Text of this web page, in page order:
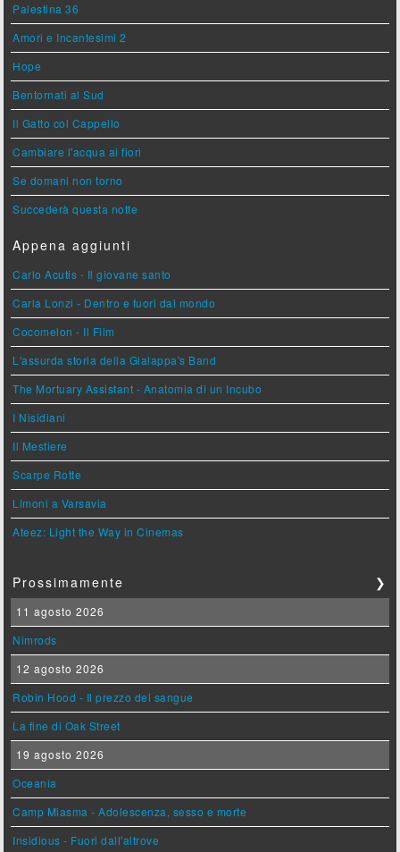
Palestina 36
Amori e Incantesimi 2
Hope
Bentornati al Sud
Il Gatto col Cappello
Cambiare l'acqua ai fiori
Se domani non torno
Succederà questa notte
Appena aggiunti
Carlo Acutis - Il giovane santo
Carla Lonzi - Dentro e fuori dal mondo
Cocomelon - Il Film
L'assurda storia della Gialappa's Band
The Mortuary Assistant - Anatomia di un Incubo
I Nisidiani
Il Mestiere
Scarpe Rotte
Limoni a Varsavia
Ateez: Light the Way in Cinemas
Prossimamente ❯
11 agosto 2026
Nimrods
12 agosto 2026
Robin Hood - Il prezzo del sangue
La fine di Oak Street
19 agosto 2026
Oceania
Camp Miasma - Adolescenza, sesso e morte
Insidious - Fuori dall'altrove